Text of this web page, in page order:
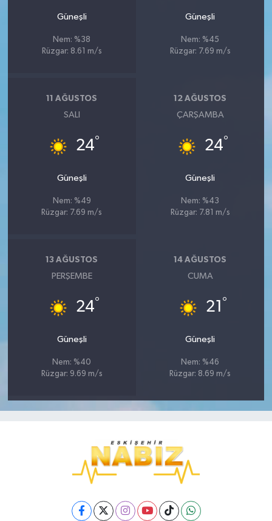
Güneşli
Nem: %38
Rüzgar: 8.61 m/s
Güneşli
Nem: %45
Rüzgar: 7.69 m/s
11 AĞUSTOS
SALI
24°
Güneşli
Nem: %49
Rüzgar: 7.69 m/s
12 AĞUSTOS
ÇARŞAMBA
24°
Güneşli
Nem: %43
Rüzgar: 7.81 m/s
13 AĞUSTOS
PERŞEMBE
24°
Güneşli
Nem: %40
Rüzgar: 9.69 m/s
14 AĞUSTOS
CUMA
21 °
Güneşli
Nem: %46
Rüzgar: 8.69 m/s